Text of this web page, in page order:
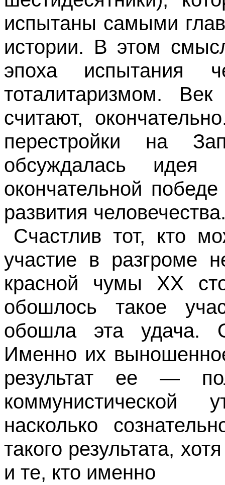
испытаны самыми
истории. В этом
эпоха испытания
тоталитаризмом.
считают,
перестройки на
обсуждалась
окончательной
развития
Счастлив тот, кто
участие в разгроме
красной чумы XX
обошлось такое
обошла эта удача.
Именно их
результат ее —
коммунистической
насколько
такого результата,
и те, кто именно